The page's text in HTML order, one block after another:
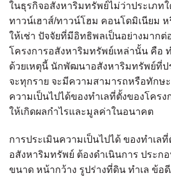
ในธุรกิจอสังหาริมทรัพย์ไม่ว่าประเภท
ทาวน์เฮาส์/ทาวน์โฮม คอนโดมิเนียม
ให้เช่า ปัจจัยที่มีอิทธิพลเป็นอย่างมากต่
โครงการอสังหาริมทรัพย์เหล่านั้น คือ
ด้วยเหตุนี้ นักพัฒนาอสังหาริมทรัพย์ที่ป
จะทุกราย จะมีความสามารถหรือทักษ
ความเป็นไปได้ของทำเลที่ตั้งของโคร
ให้เกิดผลกำไรและมูลค่าในอนาคต
การประเมินความเป็นไปได้ ของทำเล
อสังหาริมทรัพย์ ต้องดำเนินการ ประก
ขนาด หน้ากว้าง รูปร่างที่ดิน ทำเล ข้อ